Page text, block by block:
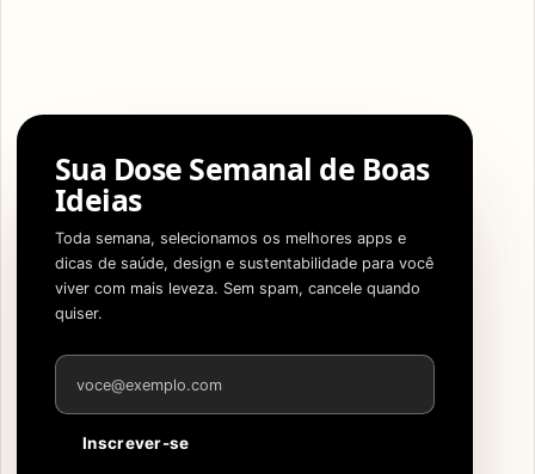
Sua Dose Semanal de Boas
Ideias
Toda semana, selecionamos os melhores apps e
dicas de saúde, design e sustentabilidade para você
viver com mais leveza. Sem spam, cancele quando
quiser.
Endereço de e-mail
Inscrever-se